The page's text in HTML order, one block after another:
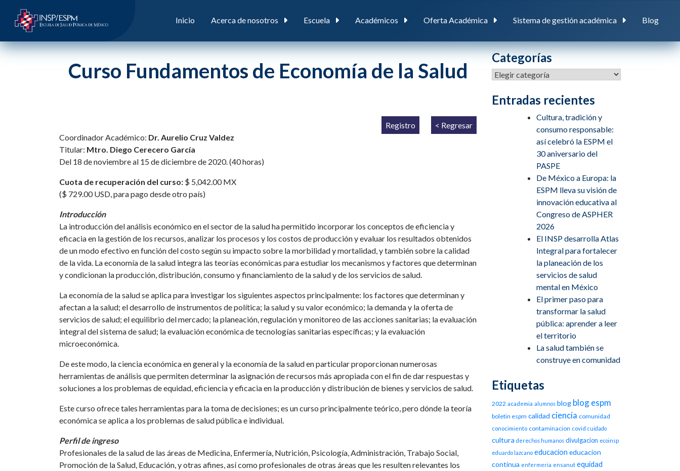
Inicio Acerca de nosotros Escuela Académicos Oferta Académica Sistema de gestión académica Blog
Curso Fundamentos de Economía de la Salud
Registro
< Regresar
Coordinador Académico: Dr. Aurelio Cruz Valdez
Titular: Mtro. Diego Cerecero García
Del 18 de noviembre al 15 de diciembre de 2020. (40 horas)
Cuota de recuperación del curso: $ 5,042.00 MX
($ 729.00 USD, para pago desde otro país)
Introducción
La introducción del análisis económico en el sector de la salud ha permitido incorporar los conceptos de eficiencia y
eficacia en la gestión de los recursos, analizar los procesos y los costos de producción y evaluar los resultados obtenidos
de un modo efectivo en función del costo según su impacto sobre la morbilidad y mortalidad, y también sobre la calidad
de la vida. La economía de la salud integra las teorías económicas para estudiar los mecanismos y factores que determinan
y condicionan la producción, distribución, consumo y financiamiento de la salud y de los servicios de salud.
La economía de la salud se aplica para investigar los siguientes aspectos principalmente: los factores que determinan y
afectan a la salud; el desarrollo de instrumentos de política; la salud y su valor económico; la demanda y la oferta de
servicios de salud; el equilibrio del mercado; la planeación, regulación y monitoreo de las acciones sanitarias; la evaluación
integral del sistema de salud; la evaluación económica de tecnologías sanitarias específicas; y la evaluación
microeconómica.
De este modo, la ciencia económica en general y la economía de la salud en particular proporcionan numerosas
herramientas de análisis que permiten determinar la asignación de recursos más apropiada con el fin de dar respuestas y
soluciones a los problemas de equidad, eficiencia y eficacia en la producción y distribución de bienes y servicios de salud.
Este curso ofrece tales herramientas para la toma de decisiones; es un curso principalmente teórico, pero dónde la teoría
económica se aplica a los problemas de salud pública e individual.
Perfil de ingreso
Profesionales de la salud de las áreas de Medicina, Enfermería, Nutrición, Psicología, Administración, Trabajo Social,
Promoción de la Salud, Educación, y otras afines, así como profesionales de otras áreas que les resulten relevantes los
Categorías
Categorías
Entradas recientes
Cultura, tradición y
consumo responsable:
así celebró la ESPM el
30 aniversario del
PASPE
De México a Europa: la
ESPM lleva su visión de
innovación educativa al
Congreso de ASPHER
2026
El INSP desarrolla Atlas
Integral para fortalecer
la planeación de los
servicios de salud
mental en México
El primer paso para
transformar la salud
pública: aprender a leer
el territorio
La salud también se
construye en comunidad
Etiquetas
2022 academia alumnos blog blog espm
boletin espm calidad ciencia comunidad
conocimiento contaminacion covid cuidado
cultura derechos humanos divulgacion ecoinsp
eduardo lazcano educacion educacion
continua enfermeria ensanut equidad